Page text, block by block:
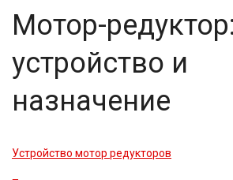
Мотор-редуктор:
устройство и
назначение
Устройство мотор редукторов